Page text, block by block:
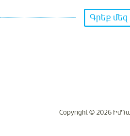
Գրեք մեզ
Copyright © 2026